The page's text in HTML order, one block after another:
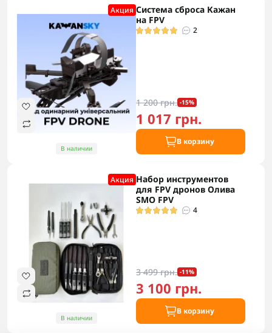
Акция
В наличии
Система сброса Кажан
на FPV
2
1 200 грн. -15%
1 017 грн.
В корзину
Акция
В наличии
Набор инструментов
для FPV дронов Олива
SMO FPV
4
3 499 грн. -11%
3 100 грн.
В корзину